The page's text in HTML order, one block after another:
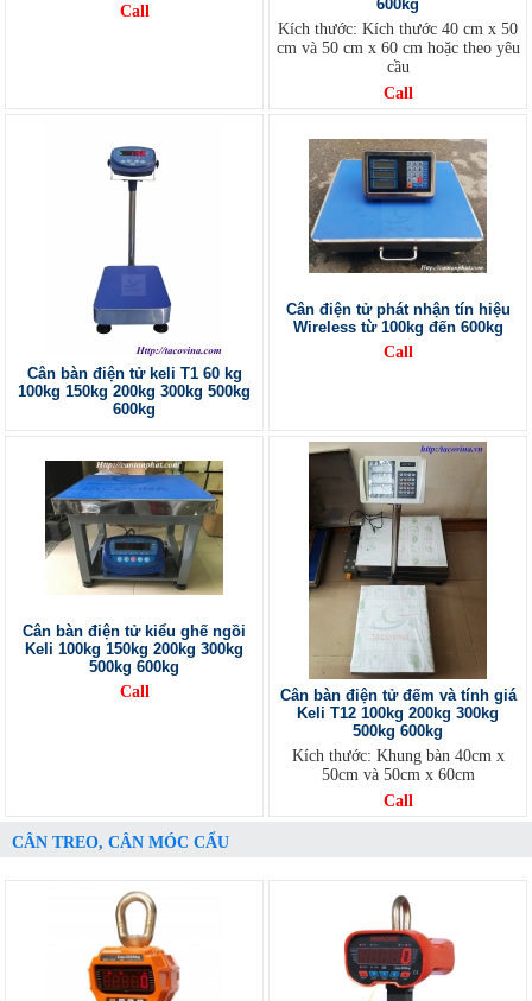
Call
600kg
Kích thước: Kích thước 40 cm x 50
cm và 50 cm x 60 cm hoặc theo yêu
cầu
Call
Cân bàn điện tử keli T1 60 kg
100kg 150kg 200kg 300kg 500kg
600kg
Cân điện tử phát nhận tín hiệu
Wireless từ 100kg đến 600kg
Call
Cân bàn điện tử kiểu ghế ngồi
Keli 100kg 150kg 200kg 300kg
500kg 600kg
Call
Cân bàn điện tử đếm và tính giá
Keli T12 100kg 200kg 300kg
500kg 600kg
Kích thước: Khung bàn 40cm x
50cm và 50cm x 60cm
Call
CÂN TREO, CÂN MÓC CẨU